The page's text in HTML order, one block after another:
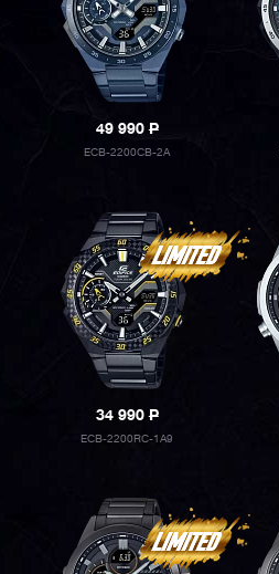
49 990P
ECB-2200CB-2A
34 990P
ECB-2200RC-1A9